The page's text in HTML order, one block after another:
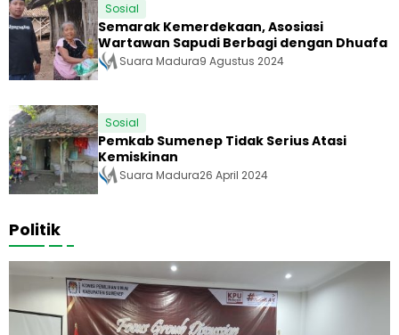
Sosial
Semarak Kemerdekaan, Asosiasi
Wartawan Sapudi Berbagi dengan Dhuafa
Suara Madura9 Agustus 2024
Sosial
Pemkab Sumenep Tidak Serius Atasi
Kemiskinan
Suara Madura26 April 2024
Politik